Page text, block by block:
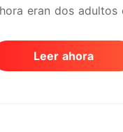
eran dos adultos
con su simple
su ex- novia.
Leer ahora